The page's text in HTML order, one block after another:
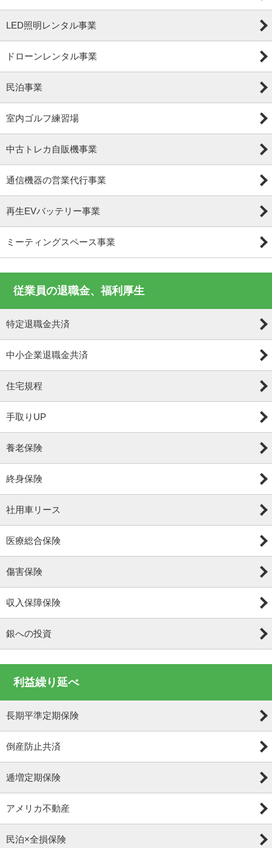
LED照明レンタル事業
ドローンレンタル事業
民泊事業
室内ゴルフ練習場
中古トレカ自販機事業
通信機器の営業代行事業
再生EVバッテリー事業
ミーティングスペース事業
従業員の退職金、福利厚生
特定退職金共済
中小企業退職金共済
住宅規程
手取りUP
養老保険
終身保険
社用車リース
医療総合保険
傷害保険
収入保障保険
銀への投資
利益繰り延べ
長期平準定期保険
倒産防止共済
逓増定期保険
アメリカ不動産
民泊×全損保険